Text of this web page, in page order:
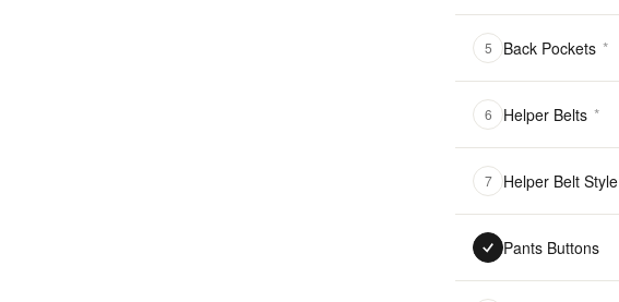
5 Back Pockets *
6 Helper Belts *
7 Helper Belt Style
Pants Buttons